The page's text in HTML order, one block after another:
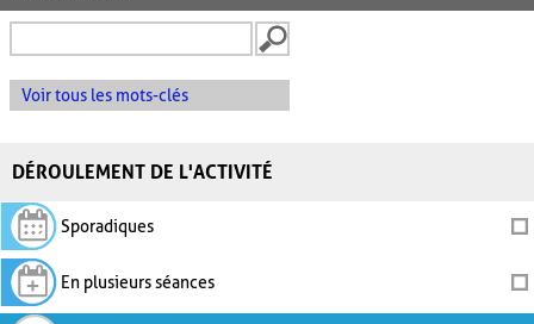
Voir tous les mots-clés
DÉROULEMENT DE L'ACTIVITÉ
Sporadiques
En plusieurs séances